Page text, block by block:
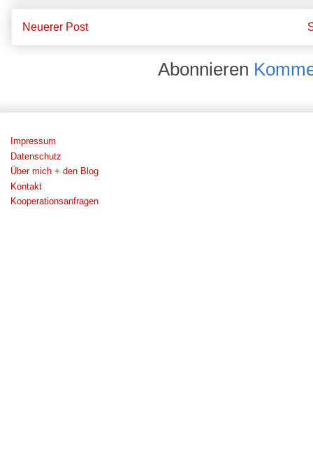
Neuerer Post
Abonnieren
Impressum
Datenschutz
Über mich + den Blog
Kontakt
Kooperationsanfragen